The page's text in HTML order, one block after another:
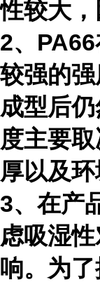
性较大
2、
较强的
成型后
度主要
厚以及环
3、在产
虑吸湿
响。为